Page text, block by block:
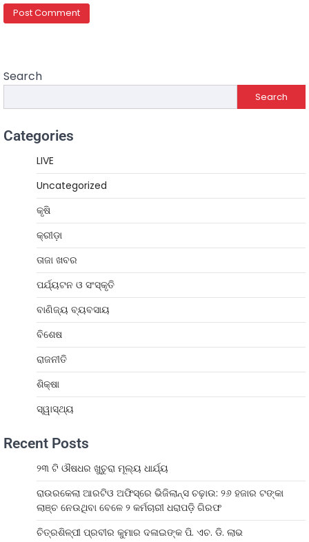
Search
Search
Categories
LIVE
Uncategorized
କୃଷି
କ୍ରୀଡ଼ା
ତାଜା ଖବର
ପର୍ଯ୍ୟଟନ ଓ ସଂସ୍କୃତି
ବାଣିଜ୍ୟ ବ୍ୟବସାୟ
ବିଶେଷ
ରାଜନୀତି
ଶିକ୍ଷା
ସ୍ୱାସ୍ଥ୍ୟ
Recent Posts
୨୩ ଟି ଔଷଧର ଖୁଚୁରା ମୂଲ୍ୟ ଧାର୍ଯ୍ୟ
ରାଉରକେଲା ଆରଟିଓ ଅଫିସ୍‌ରେ ଭିଜିଲାନ୍ସ ଚଢ଼ାଉ: ୨୬ ହଜାର ଟଙ୍କା
ଲାଞ୍ଚ ନେଉଥିବା ବେଳେ ୨ କର୍ମଚାରୀ ଧରାପଡ଼ି ଗିରଫ
ଚିତ୍ରଶିଳ୍ପୀ ପ୍ରବୀର କୁମାର ଦଳାଇଙ୍କ ପି. ଏଚ. ଡି. ଲାଭ